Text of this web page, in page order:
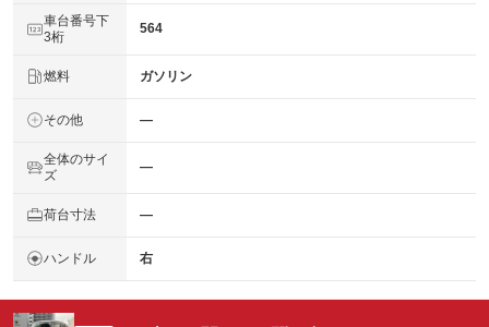
車台番号下
3桁
564
燃料 ガソリン
その他 ―
全体のサイ
ズ
―
荷台寸法 ―
ハンドル 右